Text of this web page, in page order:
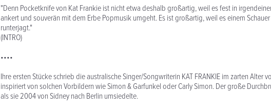
"Denn Pocketknife von Kat Frankie ist nicht etwa deshalb großartig, weil es fest in
ankert und souverän mit dem Erbe Popmusik umgeht. Es ist großartig, weil es einem
runterjagt."
(INTRO)
••••
Ihre ersten Stücke schrieb die australische Singer/Songwriterin KAT FRANKIE im zarten Alter
inspiriert von solchen Vorbildern wie Simon & Garfunkel oder Carly Simon. Der große
als sie 2004 von Sidney nach Berlin umsiedelte.